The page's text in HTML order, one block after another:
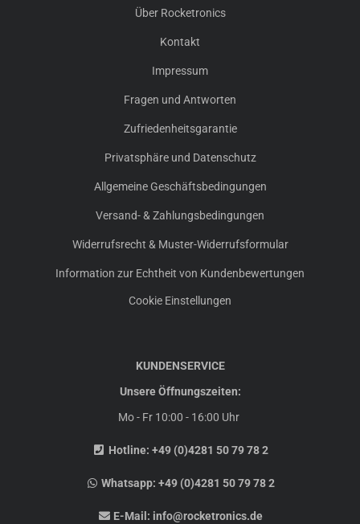
Über Rocketronics
Kontakt
Impressum
Fragen und Antworten
Zufriedenheitsgarantie
Privatsphäre und Datenschutz
Allgemeine Geschäftsbedingungen
Versand- & Zahlungsbedingungen
Widerrufsrecht & Muster-Widerrufsformular
Information zur Echtheit von Kundenbewertungen
Cookie Einstellungen
KUNDENSERVICE
Unsere Öffnungszeiten:
Mo - Fr 10:00 - 16:00 Uhr
Hotline: +49 (0)4281 50 79 78 2
Whatsapp:+49 (0)4281 50 79 78 2
E-Mail: info@rocketronics.de